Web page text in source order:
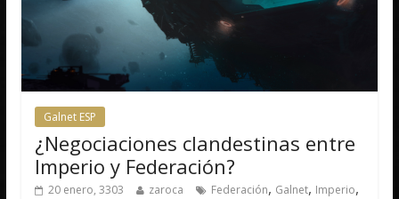
Galnet ESP
¿Negociaciones clandestinas entre
Imperio y Federación?
20 enero, 3303 zaroca Federación, Galnet, Imperio,